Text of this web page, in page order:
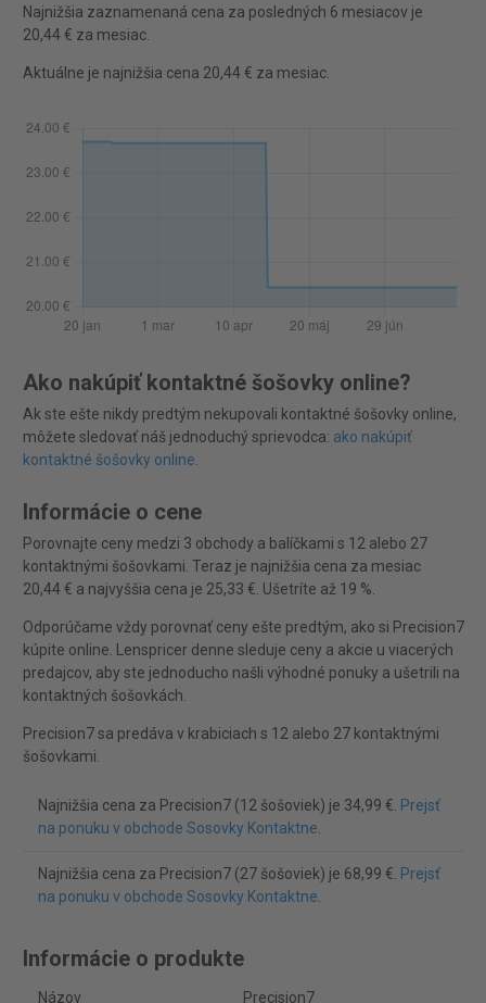
Najnižšia zaznamenaná cena za posledných 6 mesiacov je
20,44 € za mesiac.
Aktuálne je najnižšia cena 20,44 € za mesiac.
Ako nakúpiť kontaktné šošovky online?
Ak ste ešte nikdy predtým nekupovali kontaktné šošovky online,
môžete sledovať náš jednoduchý sprievodca: ako nakúpiť
kontaktné šošovky online.
Informácie o cene
Porovnajte ceny medzi 3 obchody a balíčkami s 12 alebo 27
kontaktnými šošovkami. Teraz je najnižšia cena za mesiac
20,44 € a najvyššia cena je 25,33 €. Ušetríte až 19 %.
Odporúčame vždy porovnať ceny ešte predtým, ako si Precision7
kúpite online. Lenspricer denne sleduje ceny a akcie u viacerých
predajcov, aby ste jednoducho našli výhodné ponuky a ušetrili na
kontaktných šošovkách.
Precision7 sa predáva v krabiciach s 12 alebo 27 kontaktnými
šošovkami.
Najnižšia cena za Precision7 (12 šošoviek) je 34,99 €. Prejsť
na ponuku v obchode Sosovky Kontaktne.
Najnižšia cena za Precision7 (27 šošoviek) je 68,99 €. Prejsť
na ponuku v obchode Sosovky Kontaktne.
Informácie o produkte
Názov Precision7